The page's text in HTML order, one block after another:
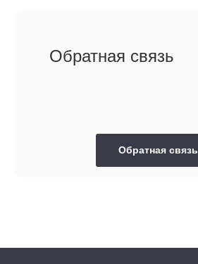
Обратная связь
Обратная связь